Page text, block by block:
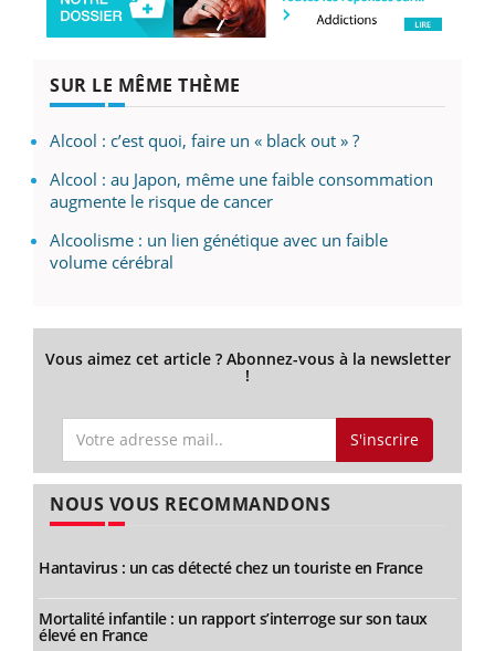
SUR LE MÊME THÈME
Alcool : c’est quoi, faire un « black out » ?
Alcool : au Japon, même une faible consommation
augmente le risque de cancer
Alcoolisme : un lien génétique avec un faible
volume cérébral
Vous aimez cet article ? Abonnez-vous à la newsletter
!
S'inscrire
NOUS VOUS RECOMMANDONS
Hantavirus : un cas détecté chez un touriste en France
Mortalité infantile : un rapport s’interroge sur son taux
élevé en France